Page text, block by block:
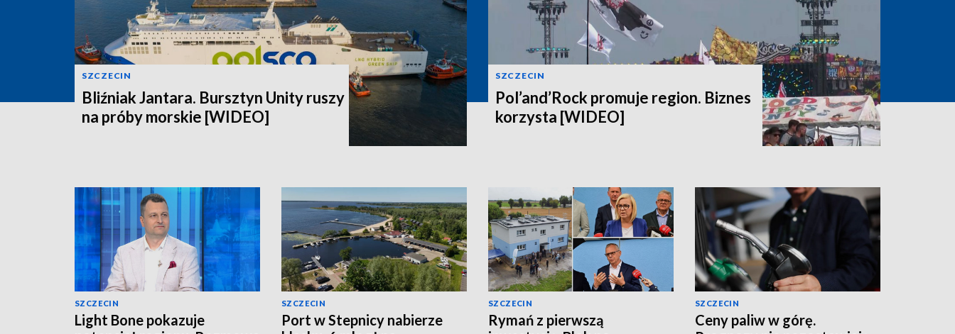
SZCZECIN
Bliźniak Jantara. Bursztyn Unity ruszy
na próby morskie [WIDEO]
SZCZECIN
Pol’and’Rock promuje region. Biznes
korzysta [WIDEO]
SZCZECIN
Light Bone pokazuje
SZCZECIN
Port w Stepnicy nabierze
SZCZECIN
Rymań z pierwszą
SZCZECIN
Ceny paliw w górę.